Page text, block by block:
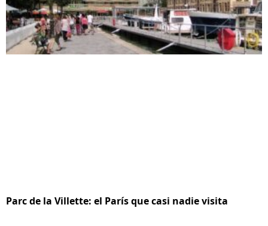
Parc de la Villette: el París que casi nadie visita